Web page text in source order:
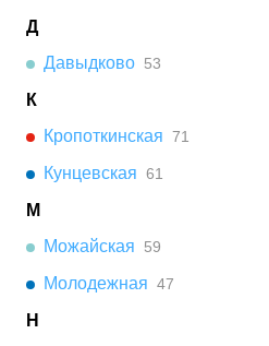
Д
Давыдково 53
К
Кропоткинская 71
Кунцевская 61
М
Можайская
59
Молодежная 47
Н